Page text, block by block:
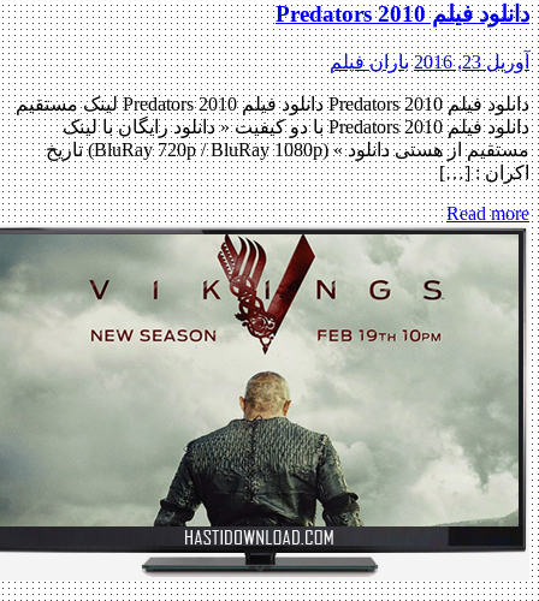
دانلود فیلم Predators 2010
آوریل 23, 2016 باران فیلم
دانلود فیلم Predators 2010 دانلود فیلم Predators 2010 لینک مستقیم
دانلود فیلم Predators 2010 با دو کیفیت « دانلود رایگان با لینک
مستقیم از هستی دانلود » (BluRay 720p / BluRay 1080p) تاریخ
اکران : […]
Read more